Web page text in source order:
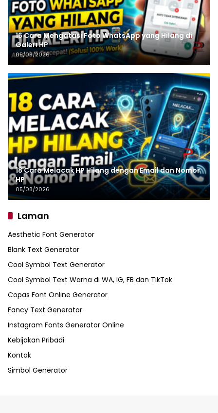
16 Cara Mengatasi Foto WhatsApp yang Hilang di
Galeri HP
05/08/2026
18 Cara Melacak HP Hilang dengan Email dan Nomor
HP
05/08/2026
Laman
Aesthetic Font Generator
Blank Text Generator
Cool Symbol Text Generator
Cool Symbol Text Warna di WA, IG, FB dan TikTok
Copas Font Online Generator
Fancy Text Generator
Instagram Fonts Generator Online
Kebijakan Pribadi
Kontak
Simbol Generator